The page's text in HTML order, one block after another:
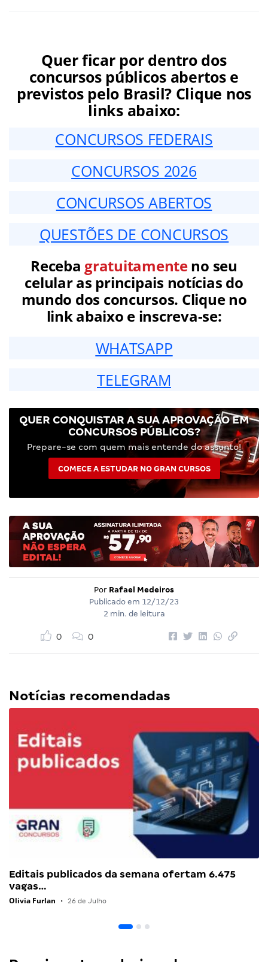
Quer ficar por dentro dos
concursos públicos abertos e
previstos pelo Brasil? Clique nos
links abaixo:
CONCURSOS FEDERAIS
CONCURSOS 2026
CONCURSOS ABERTOS
QUESTÕES DE CONCURSOS
Receba gratuitamenteno seu
celular as principais notícias do
mundo dos concursos. Clique no
link abaixo e inscreva-se:
WHATSAPP
TELEGRAM
QUER CONQUISTAR A SUA APROVAÇÃO EM
CONCURSOS PÚBLICOS?
Prepare-se com quem mais entende do assunto!
COMECE A ESTUDAR NO GRAN CURSOS
Por Rafael Medeiros
Publicado em 12/12/23
2 min. de leitura
0 0
Notícias recomendadas
Editais publicados da semana ofertam 6.475
vagas…
Olivia Furlan • 26 de Julho